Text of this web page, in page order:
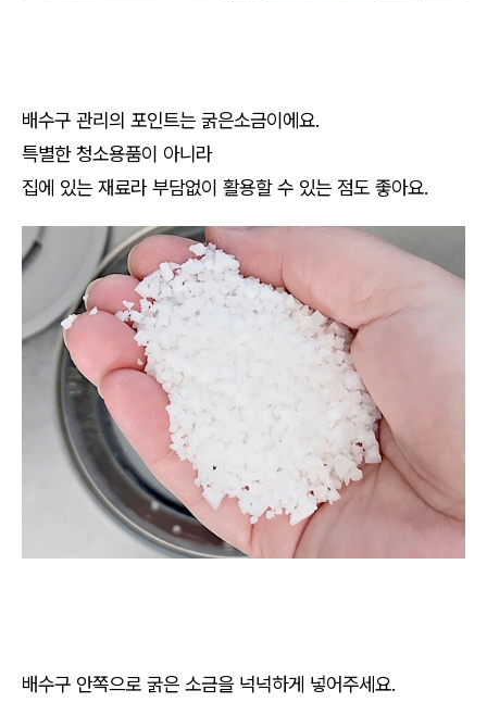
배수구 관리의 포인트는 굵은소금이에요.
특별한 청소용품이 아니라
집에 있는 재료라 부담없이 활용할 수 있는 점도 좋아요.
배수구 안쪽으로 굵은 소금을 넉넉하게 넣어주세요.